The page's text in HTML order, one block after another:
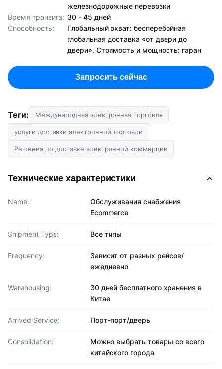
железнодорожные перевозки
Время транзита: 30 - 45 дней
Способность:
Глобальный охват: бесперебойная
глобальная доставка «от двери до
двери». Стоимость и мощность: гаран
Запросить сейчас
Теги: Международная электронная торговля
услуги доставки электронной торговли
Решения по доставке электронной коммерции
Технические характеристики
Name:
Обслуживания снабжения
Ecommerce
Shipment Type: Все типы
Frequency:
Зависит от разных рейсов/
ежедневно
Warehousing:
30 дней бесплатного хранения в
Китае
Arrived Service: Порт-порт/дверь
Consolidation:
Можно выбрать товары со всего
китайского города